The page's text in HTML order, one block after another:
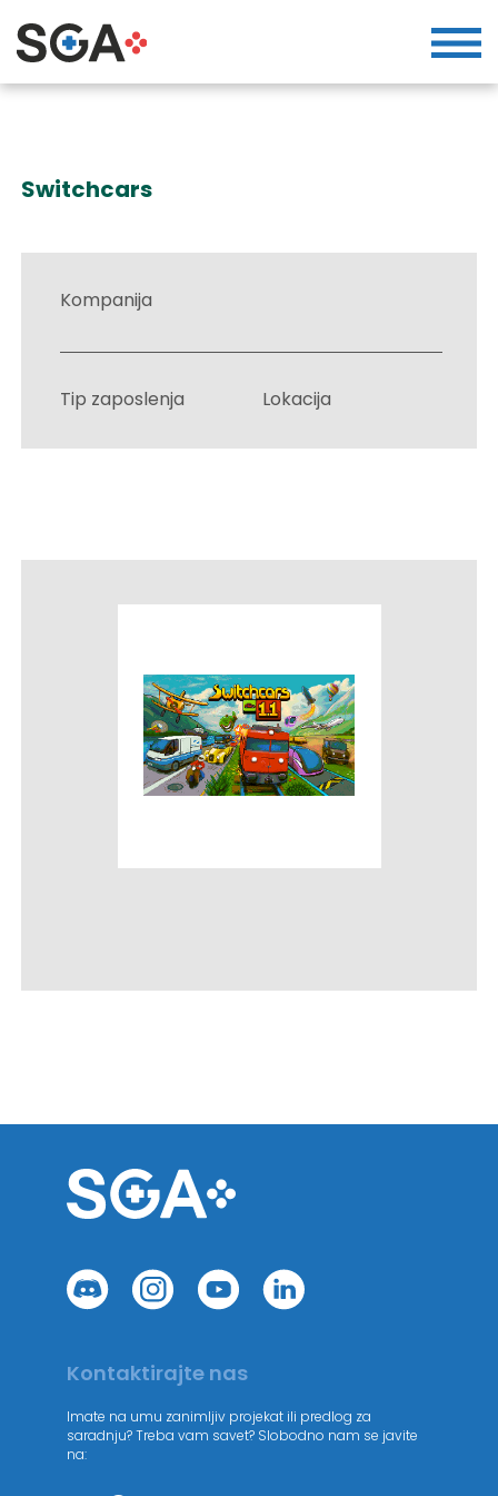
Switchcars
Kompanija
Tip zaposlenja Lokacija
Kontaktirajte nas
Imate na umu zanimljiv projekat ili predlog za
saradnju? Treba vam savet? Slobodno nam se javite
na: